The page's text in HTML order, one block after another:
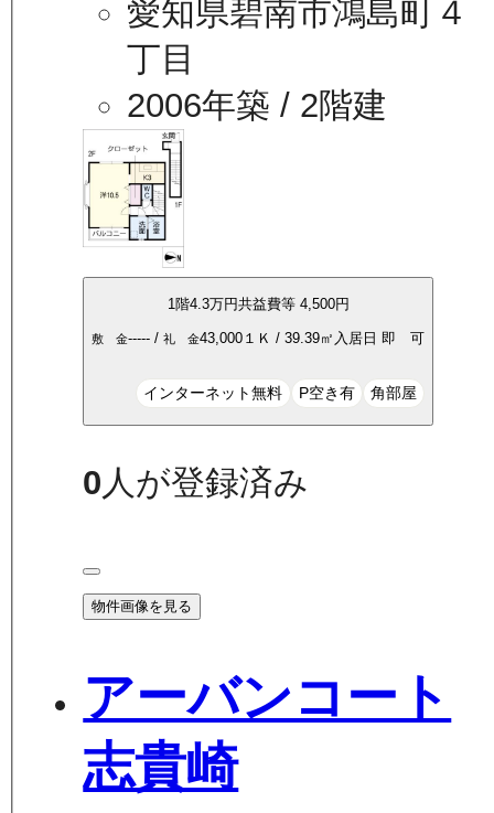
愛知県碧南市鴻島町４
丁目
2006年築 / 2階建
1階4.3万円共益費等 4,500円
敷 金----- /礼 金43,000 １Ｋ /39.39㎡ 入居日 即 可
インターネット無料 P空き有 角部屋
0人が登録済み
物件画像を見る
アーバンコート
志貴崎